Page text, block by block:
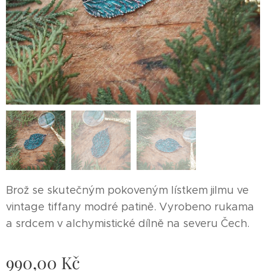
Brož se skutečným pokoveným lístkem jilmu ve
vintage tiffany modré patině. Vyrobeno rukama
a srdcem v alchymistické dílně na severu Čech.
990,00 Kč